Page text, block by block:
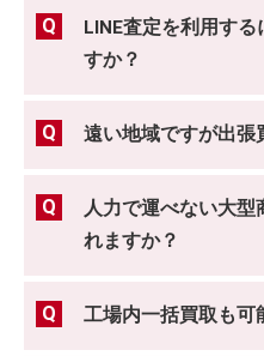
LINE査定を利用す
すか？
遠い地域ですが出張
人力で運べない大型
れますか？
工場内一括買取も可